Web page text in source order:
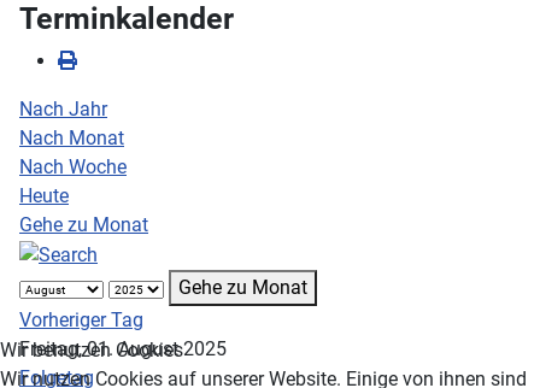
Terminkalender
Nach Jahr
Nach Monat
Nach Woche
Heute
Gehe zu Monat
Gehe zu Monat
Vorheriger Tag
Freitag, 01. August 2025
Folgetag
Wir benutzen Cookies
Wir nutzen Cookies auf unserer Website. Einige von ihnen sind